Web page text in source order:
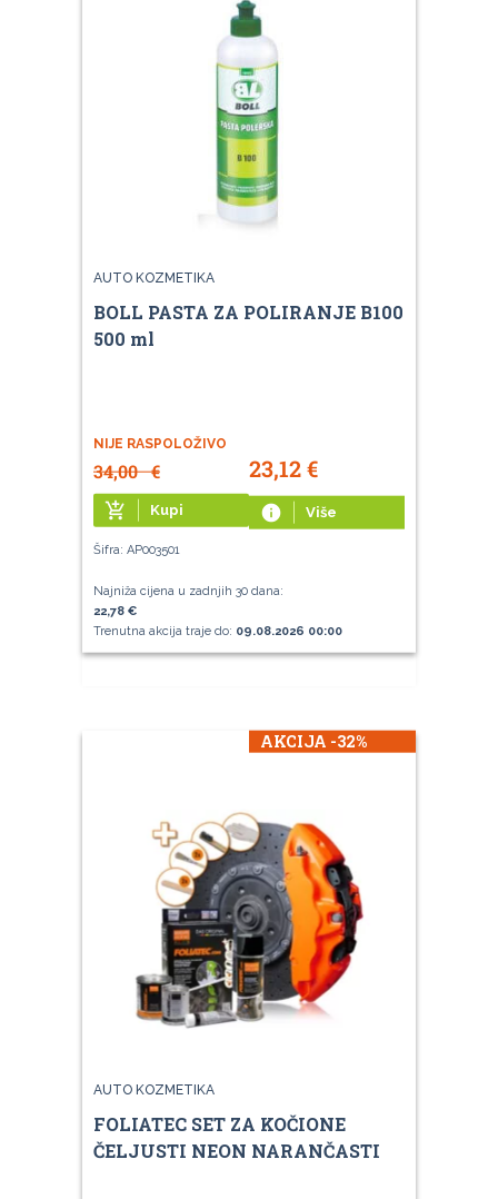
AUTO KOZMETIKA
BOLL PASTA ZA POLIRANJE B100
500 ml
NIJE RASPOLOŽIVO
34,00€ 23,12€
add_shopping_cart Kupi info Više
Šifra: AP003501
Najniža cijena u zadnjih 30 dana:
22,78 €
Trenutna akcija traje do: 09.08.2026 00:00
AKCIJA -32%
AUTO KOZMETIKA
FOLIATEC SET ZA KOČIONE
ČELJUSTI NEON NARANČASTI